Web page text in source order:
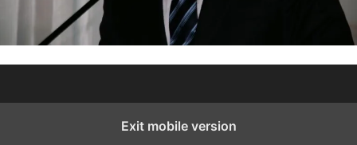
Exit mobile version